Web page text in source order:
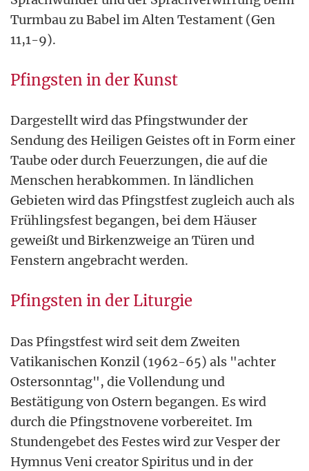
Turmbau zu Babel im Alten Testament (Gen
11,1-9).
Pfingsten in der Kunst
Dargestellt wird das Pfingstwunder der
Sendung des Heiligen Geistes oft in Form einer
Taube oder durch Feuerzungen, die auf die
Menschen herabkommen. In ländlichen
Gebieten wird das Pfingstfest zugleich auch als
Frühlingsfest begangen, bei dem Häuser
geweißt und Birkenzweige an Türen und
Fenstern angebracht werden.
Pfingsten in der Liturgie
Das Pfingstfest wird seit dem Zweiten
Vatikanischen Konzil (1962-65) als "achter
Ostersonntag", die Vollendung und
Bestätigung von Ostern begangen. Es wird
durch die Pfingstnovene vorbereitet. Im
Stundengebet des Festes wird zur Vesper der
Hymnus Veni creator Spiritus und in der